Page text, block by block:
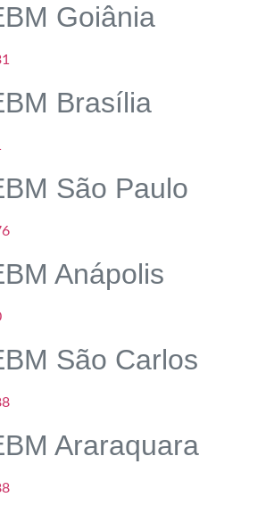
Goiânia
Brasília
São Paulo
Anápolis
São Carlos
Araraquara